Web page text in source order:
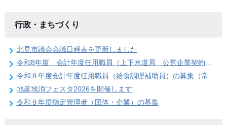
行政・まちづくり
北見市議会会議日程表を更新しました
令和8年度 会計年度任用職員（上下水道局 公営企業契約管理事務員）の募集
令和８年度会計年度任用職員（給食調理補助員）の募集（常呂学校給食センター）
地産地消フェスタ2026を開催します
令和９年度指定管理者（団体・企業）の募集